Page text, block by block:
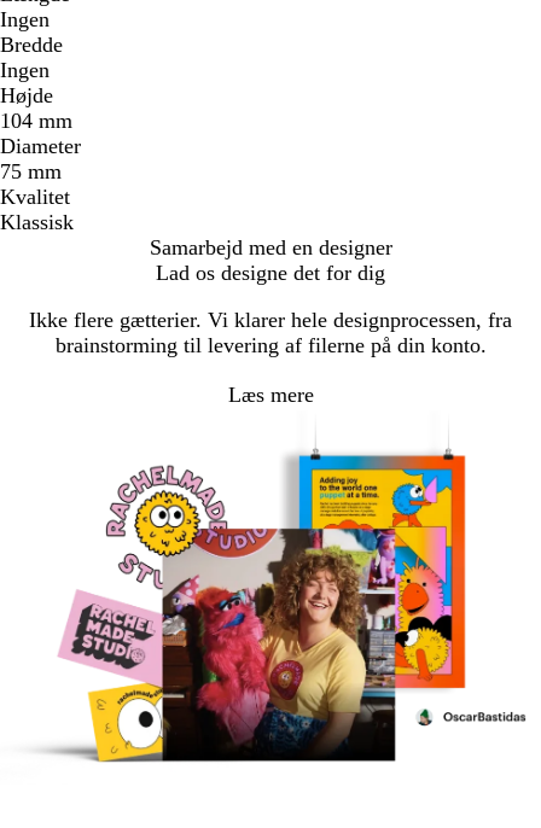
Ingen
Bredde
Ingen
Højde
104 mm
Diameter
75 mm
Kvalitet
Klassisk
Samarbejd med en designer
Lad os designe det for dig
Ikke flere gætterier. Vi klarer hele designprocessen, fra
brainstorming til levering af filerne på din konto.
Læs mere